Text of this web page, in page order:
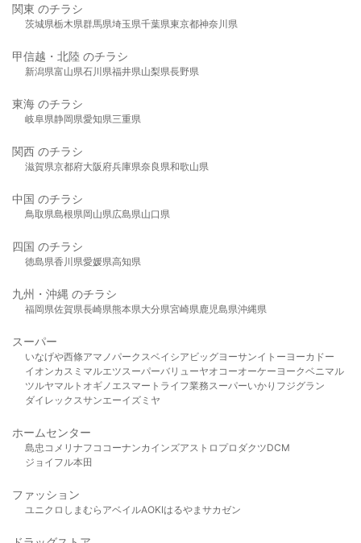
関東 のチラシ
茨城県栃木県群馬県埼玉県千葉県東京都神奈川県
甲信越・北陸 のチラシ
新潟県富山県石川県福井県山梨県長野県
東海 のチラシ
岐阜県静岡県愛知県三重県
関西 のチラシ
滋賀県京都府大阪府兵庫県奈良県和歌山県
中国 のチラシ
鳥取県島根県岡山県広島県山口県
四国 のチラシ
徳島県香川県愛媛県高知県
九州・沖縄 のチラシ
福岡県佐賀県長崎県熊本県大分県宮崎県鹿児島県沖縄県
スーパー
いなげや西條アマノパークスベイシア ビッグヨーサンイトーヨーカドー
イオンカスミ マルエツスーパーバリューヤオコーオーケー ヨークベニマル
ツルヤマルト オギノ エスマート ライフ業務スーパーいかり フジグラン
ダイレックスサンエーイズミヤ
ホームセンター
島忠 コメリ ナフコ コーナンカインズアストロプロダクツDCM
ジョイフル本田
ファッション
ユニクロ しまむら アベイルAOKIはるやま サカゼン